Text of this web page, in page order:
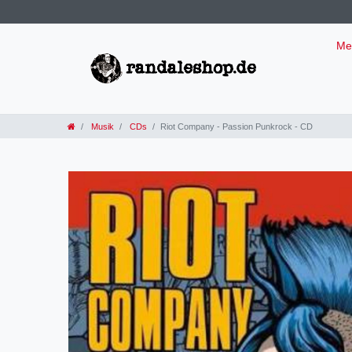
Musik CDs Riot Company - Passion Punkrock - CD